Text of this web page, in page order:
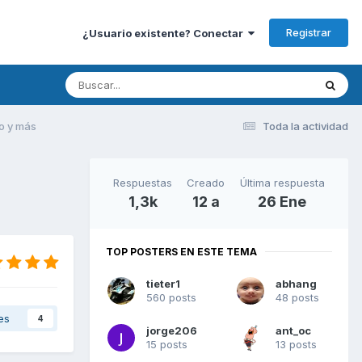
¿Usuario existente? Conectar Registrar
Toda la actividad
y más
4
Respuestas
1,3k
Creado
12 a
Última respuesta
26 Ene
TOP POSTERS EN ESTE TEMA
tieter1
560 posts
abhang
48 posts
jorge206
15 posts
ant_oc
13 posts